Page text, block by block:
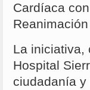
Cardíaca
La iniciativa,
Hospital
ciudadanía